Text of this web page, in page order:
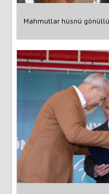
Mahmutlar hüsnü gönüllü